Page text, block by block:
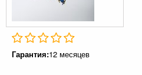
Гарантия:12 месяцев